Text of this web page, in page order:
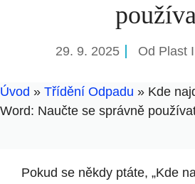
29. 9. 2025 Od Plast
Úvod » Třídění Odpadu » Kde
Word: Naučte se správně
Pokud se někdy ptáte, „Kde